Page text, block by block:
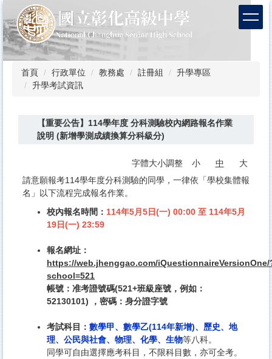
到
主
要
內
首頁 行政單位 教務處 註冊組
升學專區
升學考試資訊
【重要公告】114學年度 分科測驗校內網路報名作業
說明 (新增學測成績換算分科級分)
字體大小調整 小 中
大
請意願報考114學年度分科測驗的同學，一律依「學校集體報
名」以下流程完成報名作業。
校內報名時間： 114年5月5日(一) 00:00 至 114年5月
19日(一) 23:59
報名網址：
https://web.jhenggao.com/iQuestionnaireVersionOne/
school=521
帳號：准考證號碼(521+班級座號，例如：
52130101) ，密碼：身分證字號
考試科目： 數學甲、數學乙(114年新增)、歷史、地
理、公民與社會、物理、化學、生物等八科。
同學可自由選擇應考科目，不限科目數，亦可全考。